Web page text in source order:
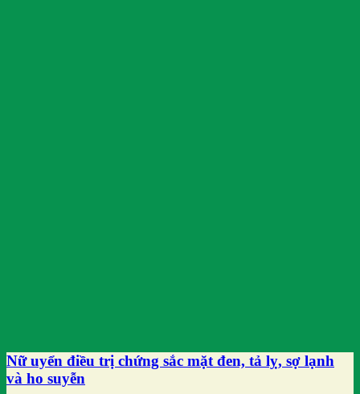
Nữ uyển điều trị chứng sắc mặt đen, tả lỵ, sợ lạnh
và ho suyễn